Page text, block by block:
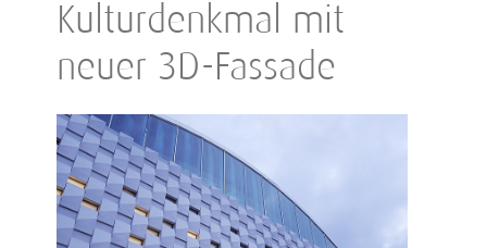
Kulturdenkmal mit
neuer 3D-Fassade